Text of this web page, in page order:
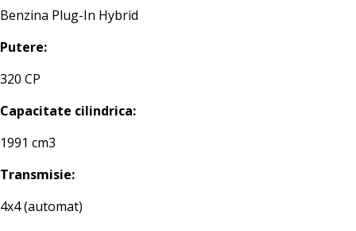
Benzina Plug-In Hybrid
Putere:
320 CP
Capacitate cilindrica:
1991 cm3
Transmisie:
4x4 (automat)